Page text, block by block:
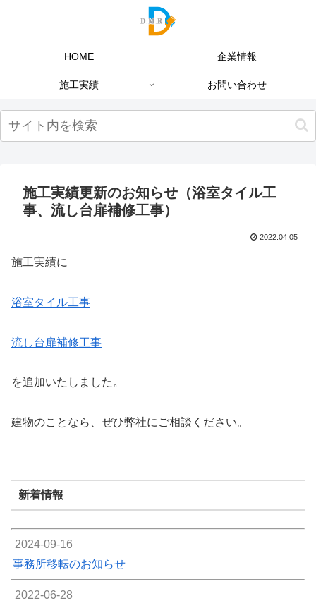
HOME 企業情報
施工実績 お問い合わせ
施工実績更新のお知らせ（浴室タイル工
事、流し台扉補修工事）
2022.04.05
施工実績に
浴室タイル工事
流し台扉補修工事
を追加いたしました。
建物のことなら、ぜひ弊社にご相談ください。
新着情報
2024-09-16
事務所移転のお知らせ
2022-06-28